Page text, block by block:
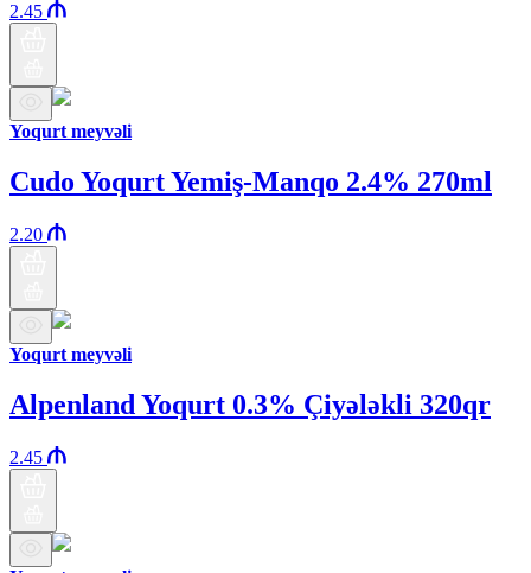
2.45
Yoqurt meyvəli
Cudo Yoqurt Yemiş-Manqo 2.4% 270ml
2.20
Yoqurt meyvəli
Alpenland Yoqurt 0.3% Çiyələkli 320qr
2.45